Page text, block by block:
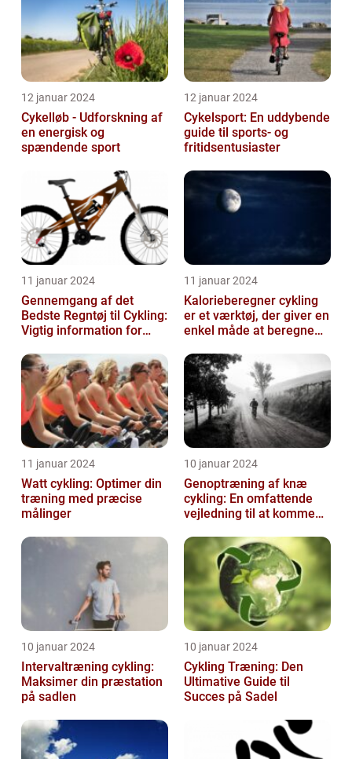
sports...
12 januar 2024
Cykelløb - Udforskning af
en energisk og
spændende sport
12 januar 2024
Cykelsport: En uddybende
guide til sports- og
fritidsentusiaster
11 januar 2024
Gennemgang af det
Bedste Regntøj til Cykling:
Vigtig information for
Fritidsentusiaster
11 januar 2024
Kalorieberegner cykling
er et værktøj, der giver en
enkel måde at beregne
mængde k...
11 januar 2024
Watt cykling: Optimer din
træning med præcise
målinger
10 januar 2024
Genoptræning af knæ
cykling: En omfattende
vejledning til at komme
10 januar 2024
Intervaltræning cykling:
Maksimer din præstation
på sadlen
10 januar 2024
Cykling Træning: Den
Ultimative Guide til
Succes på Sadel